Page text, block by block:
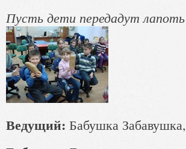
Пусть дети передадут
Ведущий: Бабушка